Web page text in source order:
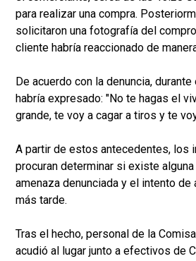
para realizar una compra.
solicitaron una fotografía del
cliente habría reaccionado de
De acuerdo con la denuncia,
habría expresado: "No te hagas el
grande, te voy a cagar a tiros y te
A partir de estos antecedentes, los
procuran determinar si existe
amenaza denunciada y el intento
más tarde.
Tras el hecho, personal de la
acudió al lugar junto a efectivos de